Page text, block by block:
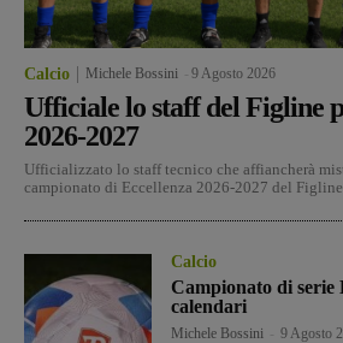
Calcio Michele Bossini 9 Agosto 2026
Ufficiale lo staff del Figline
2026-2027
Ufficializzato lo staff tecnico che affiancherà
campionato di Eccellenza 2026-2027 del
Calcio
Campionato di serie
calendari
Michele Bossini 9 Agosto